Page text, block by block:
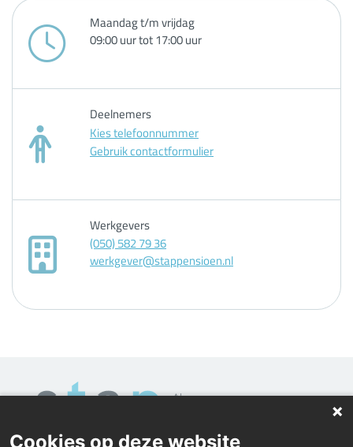
Maandag t/m vrijdag
09:00 uur tot 17:00 uur
Deelnemers
Kies telefoonnummer
Gebruik contactformulier
Werkgevers
(050) 582 79 36
werkgever@stappensioen.nl
Cookies op deze website